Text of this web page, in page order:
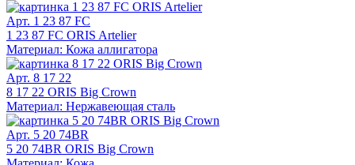
Арт. 1 23 87 FC
1 23 87 FC ORIS Artelier
Материал: Кожа аллигатора
Арт. 8 17 22
8 17 22 ORIS Big Crown
Материал: Нержавеющая сталь
Арт. 5 20 74BR
5 20 74BR ORIS Big Crown